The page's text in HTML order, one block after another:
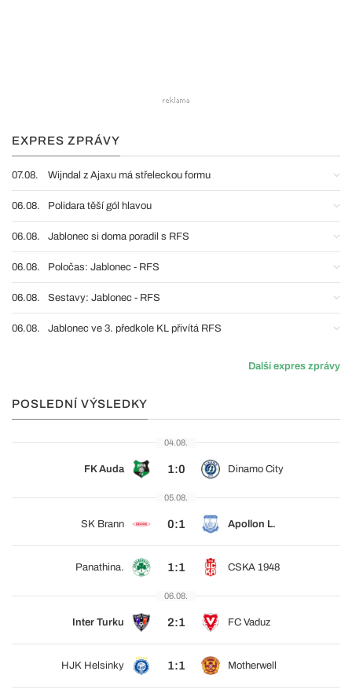
EXPRES ZPRÁVY
07.08. Wijndal z Ajaxu má střeleckou formu
06.08. Polidara těší gól hlavou
06.08. Jablonec si doma poradil s RFS
06.08. Poločas: Jablonec - RFS
06.08. Sestavy: Jablonec - RFS
06.08. Jablonec ve 3. předkole KL přivítá RFS
Další expres zprávy
POSLEDNÍ VÝSLEDKY
04.08.
FK Auda 1:0 Dinamo City
05.08.
SK Brann 0:1 Apollon L.
Panathina. 1:1 CSKA 1948
06.08.
Inter Turku 2:1 FC Vaduz
HJK Helsinky 1:1 Motherwell